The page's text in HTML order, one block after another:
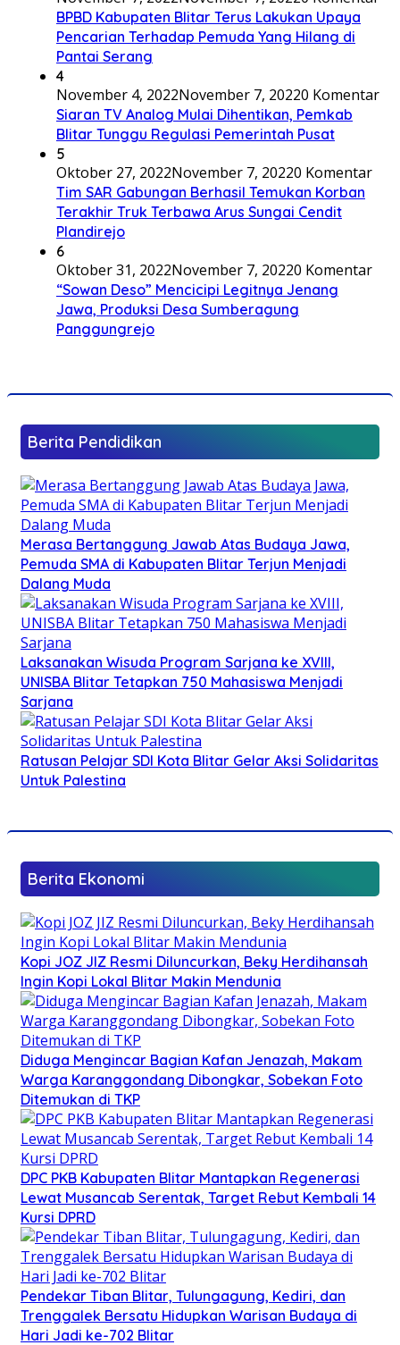
BPBD Kabupaten Blitar Terus Lakukan Upaya
Pencarian Terhadap Pemuda Yang Hilang di
Pantai Serang
4
November 4, 2022November 7, 20220 Komentar
Siaran TV Analog Mulai Dihentikan, Pemkab
Blitar Tunggu Regulasi Pemerintah Pusat
5
Oktober 27, 2022November 7, 20220 Komentar
Tim SAR Gabungan Berhasil Temukan Korban
Terakhir Truk Terbawa Arus Sungai Cendit
Plandirejo
6
Oktober 31, 2022November 7, 20220 Komentar
“Sowan Deso” Mencicipi Legitnya Jenang
Jawa, Produksi Desa Sumberagung
Panggungrejo
Berita Pendidikan
Merasa Bertanggung Jawab Atas Budaya Jawa,
Pemuda SMA di Kabupaten Blitar Terjun Menjadi
Dalang Muda
Laksanakan Wisuda Program Sarjana ke XVIII,
UNISBA Blitar Tetapkan 750 Mahasiswa Menjadi
Sarjana
Ratusan Pelajar SDI Kota Blitar Gelar Aksi Solidaritas
Untuk Palestina
Berita Ekonomi
Kopi JOZ JIZ Resmi Diluncurkan, Beky Herdihansah
Ingin Kopi Lokal Blitar Makin Mendunia
Diduga Mengincar Bagian Kafan Jenazah, Makam
Warga Karanggondang Dibongkar, Sobekan Foto
Ditemukan di TKP
DPC PKB Kabupaten Blitar Mantapkan Regenerasi
Lewat Musancab Serentak, Target Rebut Kembali 14
Kursi DPRD
Pendekar Tiban Blitar, Tulungagung, Kediri, dan
Trenggalek Bersatu Hidupkan Warisan Budaya di
Hari Jadi ke-702 Blitar